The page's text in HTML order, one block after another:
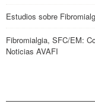
Estudios sobre
Fibromialgia, SFC/EM:
Noticias AVAFI